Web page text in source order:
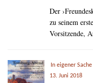
Der
zu seinem
Vorsitzende,
In eigener Sache
13. Juni 2018